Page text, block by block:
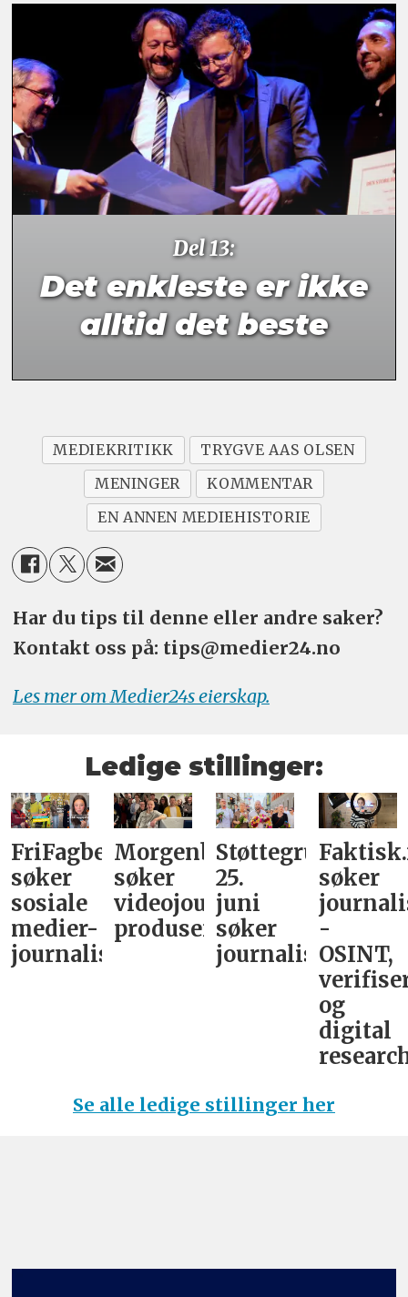
Del 13:
Det enkleste er ikke
alltid det beste
MEDIEKRITIKK
TRYGVE AAS OLSEN
MENINGER
KOMMENTAR
EN ANNEN MEDIEHISTORIE
Har du tips til denne eller andre saker?
Kontakt oss på: tips@medier24.no
Les mer om Medier24s eierskap.
Ledige stillinger:
FriFagbevegelse
søker
sosiale
medier-
journalist
Morgenbladet
søker
videojournalist/podkast-
produsent
Støttegruppa
25.
juni
søker
journalist
søker
-
OSINT,
og
digital
Se alle ledige stillinger her